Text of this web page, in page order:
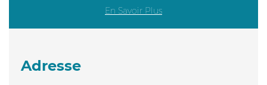
En Savoir Plus
Adresse